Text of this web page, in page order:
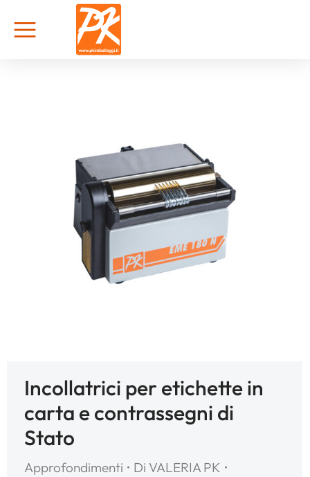
Incollatrici per etichette in
carta e contrassegni di
Stato
Approfondimenti Di VALERIA PK